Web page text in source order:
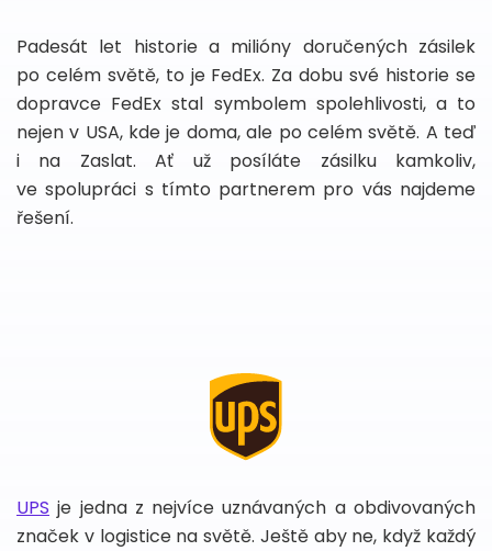
Padesát let historie a milióny doručených zásilek
po celém světě, to je FedEx. Za dobu své historie se
dopravce FedEx stal symbolem spolehlivosti, a to
nejen v USA, kde je doma, ale po celém světě. A teď
i na Zaslat. Ať už posíláte zásilku kamkoliv,
ve spolupráci s tímto partnerem pro vás najdeme
řešení.
UPS je jedna z nejvíce uznávaných a obdivovaných
značek v logistice na světě. Ještě aby ne, když každý